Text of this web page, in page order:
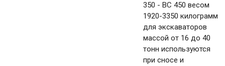
350 - BC 450 весом
1920-3350 килограмм
для экскаваторов
массой от 16 до 40
тонн используются
при сносе и